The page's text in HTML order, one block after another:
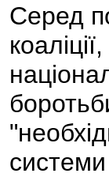
Серед